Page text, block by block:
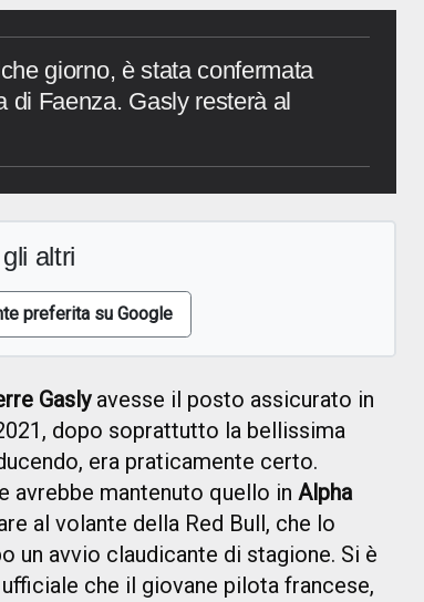
giorno, è stata confermata
di Faenza. Gasly resterà al
altri
preferita su Google
Gaslyavesse il posto assicurato in
dopo soprattutto la bellissima
era praticamente certo.
avrebbe mantenuto quello in Alpha
al volante della Red Bull, che lo
un avvio claudicante di stagione. Si è
che il giovane pilota francese,